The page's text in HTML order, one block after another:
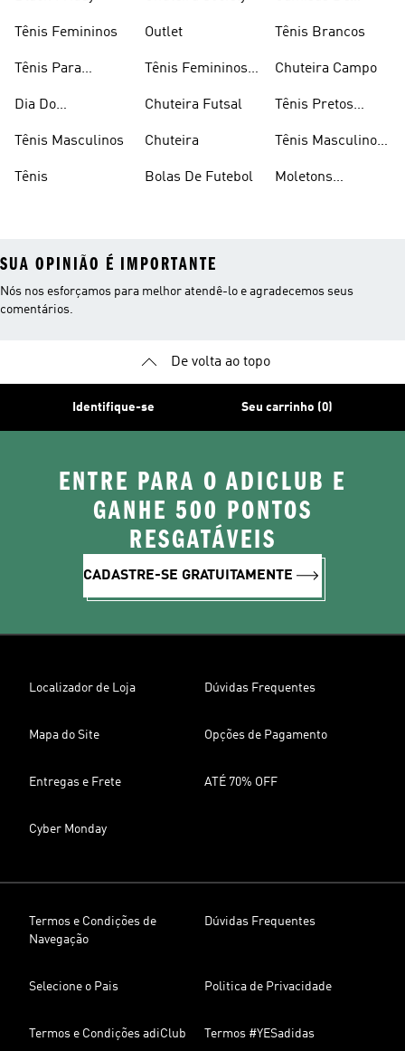
Tênis Femininos
Tênis Para
Dia Do
Tênis Masculinos
Tênis
Outlet
Tênis Femininos
Chuteira Futsal
Chuteira
Bolas De Futebol
Tênis Brancos
Chuteira Campo
Tênis Pretos
Tênis Masculino
Moletons
SUA OPINIÃO É IMPORTANTE
Nós nos esforçamos para melhor atendê-lo e agradecemos seus
comentários.
De volta ao topo
Identifique-se Seu carrinho (0)
ENTRE PARA O ADICLUB E
GANHE 500 PONTOS
RESGATÁVEIS
CADASTRE-SE GRATUITAMENTE
Localizador de Loja Dúvidas Frequentes
Mapa do Site Opções de Pagamento
Entregas e Frete ATÉ 70% OFF
Cyber Monday
Termos e Condições de
Navegação
Dúvidas Frequentes
Selecione o Pais Politica de Privacidade
Termos e Condições adiClub Termos #YESadidas